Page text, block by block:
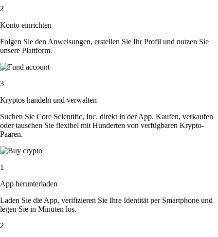
2
Konto einrichten
Folgen Sie den Anweisungen, erstellen Sie Ihr Profil und nutzen Sie
unsere Plattform.
3
Kryptos handeln und verwalten
Suchen Sie Core Scientific, Inc. direkt in der App. Kaufen, verkaufen
oder tauschen Sie flexibel mit Hunderten von verfügbaren Krypto-
Paaren.
1
App herunterladen
Laden Sie die App, verifizieren Sie Ihre Identität per Smartphone und
legen Sie in Minuten los.
2